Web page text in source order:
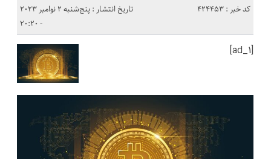
کد خبر : 424453
تاریخ انتشار : پنج‌شنبه 2 نوامبر 2023
- 20:20
[ad_1]